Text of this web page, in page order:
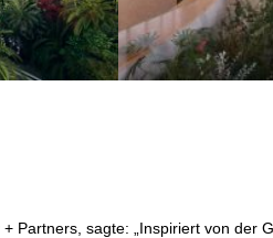
Partners, sagte: „Inspiriert von der